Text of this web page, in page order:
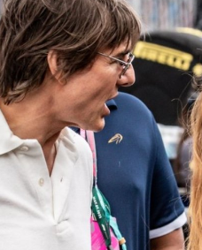
Uzun yıllardır birlikte
yollarını ayıran
aktör Tom Cruise ile
çıkmaya başladıklarını